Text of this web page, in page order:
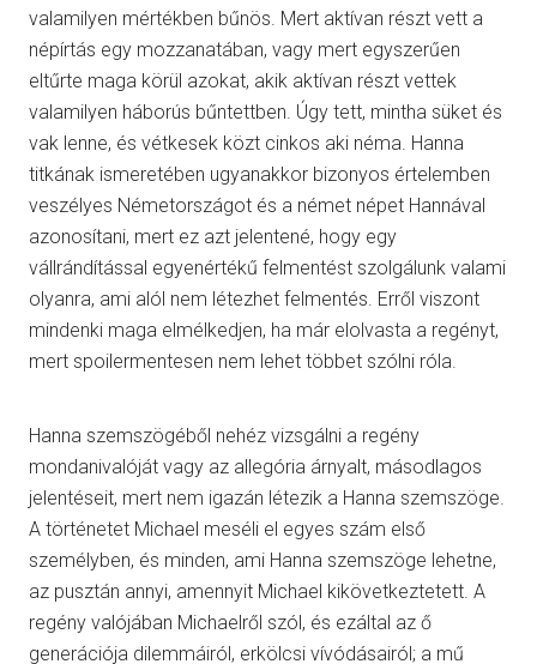
valamilyen mértékben bűnös. Mert aktívan részt vett a
népírtás egy mozzanatában, vagy mert egyszerűen
eltűrte maga körül azokat, akik aktívan részt vettek
valamilyen háborús bűntettben. Úgy tett, mintha süket és
vak lenne, és vétkesek közt cinkos aki néma. Hanna
titkának ismeretében ugyanakkor bizonyos értelemben
veszélyes Németországot és a német népet Hannával
azonosítani, mert ez azt jelentené, hogy egy
vállrándítással egyenértékű felmentést szolgálunk valami
olyanra, ami alól nem létezhet felmentés. Erről viszont
mindenki maga elmélkedjen, ha már elolvasta a regényt,
mert spoilermentesen nem lehet többet szólni róla.
Hanna szemszögéből nehéz vizsgálni a regény
mondanivalóját vagy az allegória árnyalt, másodlagos
jelentéseit, mert nem igazán létezik a Hanna szemszöge.
A történetet Michael meséli el egyes szám első
személyben, és minden, ami Hanna szemszöge lehetne,
az pusztán annyi, amennyit Michael kikövetkeztetett. A
regény valójában Michaelről szól, és ezáltal az ő
generációja dilemmáiról, erkölcsi vívódásairól; a mű